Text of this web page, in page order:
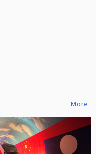
More